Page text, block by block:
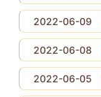
2022-06-09
2022-06-08
2022-06-05